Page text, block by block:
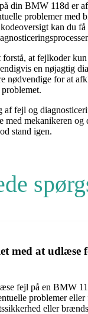
din BMW 118d er
problemer med
kan du
at fejlkoder
en nøjagtig
nødvendige for at
af fejl og
med mekanikeren og
stand igen.
med at udlæse
fejl på en BMW
problemer
eller